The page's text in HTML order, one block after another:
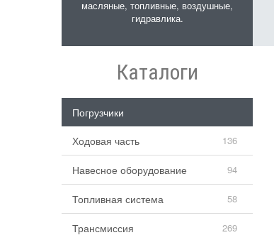
масляные, топливные, воздушные,
гидравлика.
Каталоги
Погрузчики
Ходовая часть
136
Навесное оборудование 94
Топливная система 58
Трансмиссия 269